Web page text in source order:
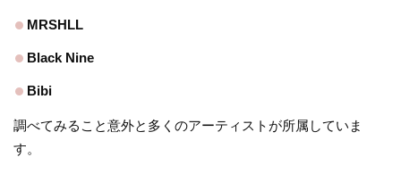
MRSHLL
Black Nine
Bibi
調べてみること意外と多くのアーティストが所属していま
す。